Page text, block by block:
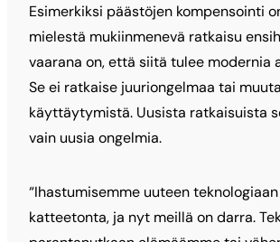
Esimerkiksi päästöjen kompensointi
mielestä mukiinmenevä ratkaisu
vaarana on, että siitä tulee modernia
Se ei ratkaise juuriongelmaa tai
käyttäytymistä. Uusista ratkaisuista
vain uusia ongelmia.
“Ihastumisemme uuteen
katteetonta, ja nyt meillä on darra.